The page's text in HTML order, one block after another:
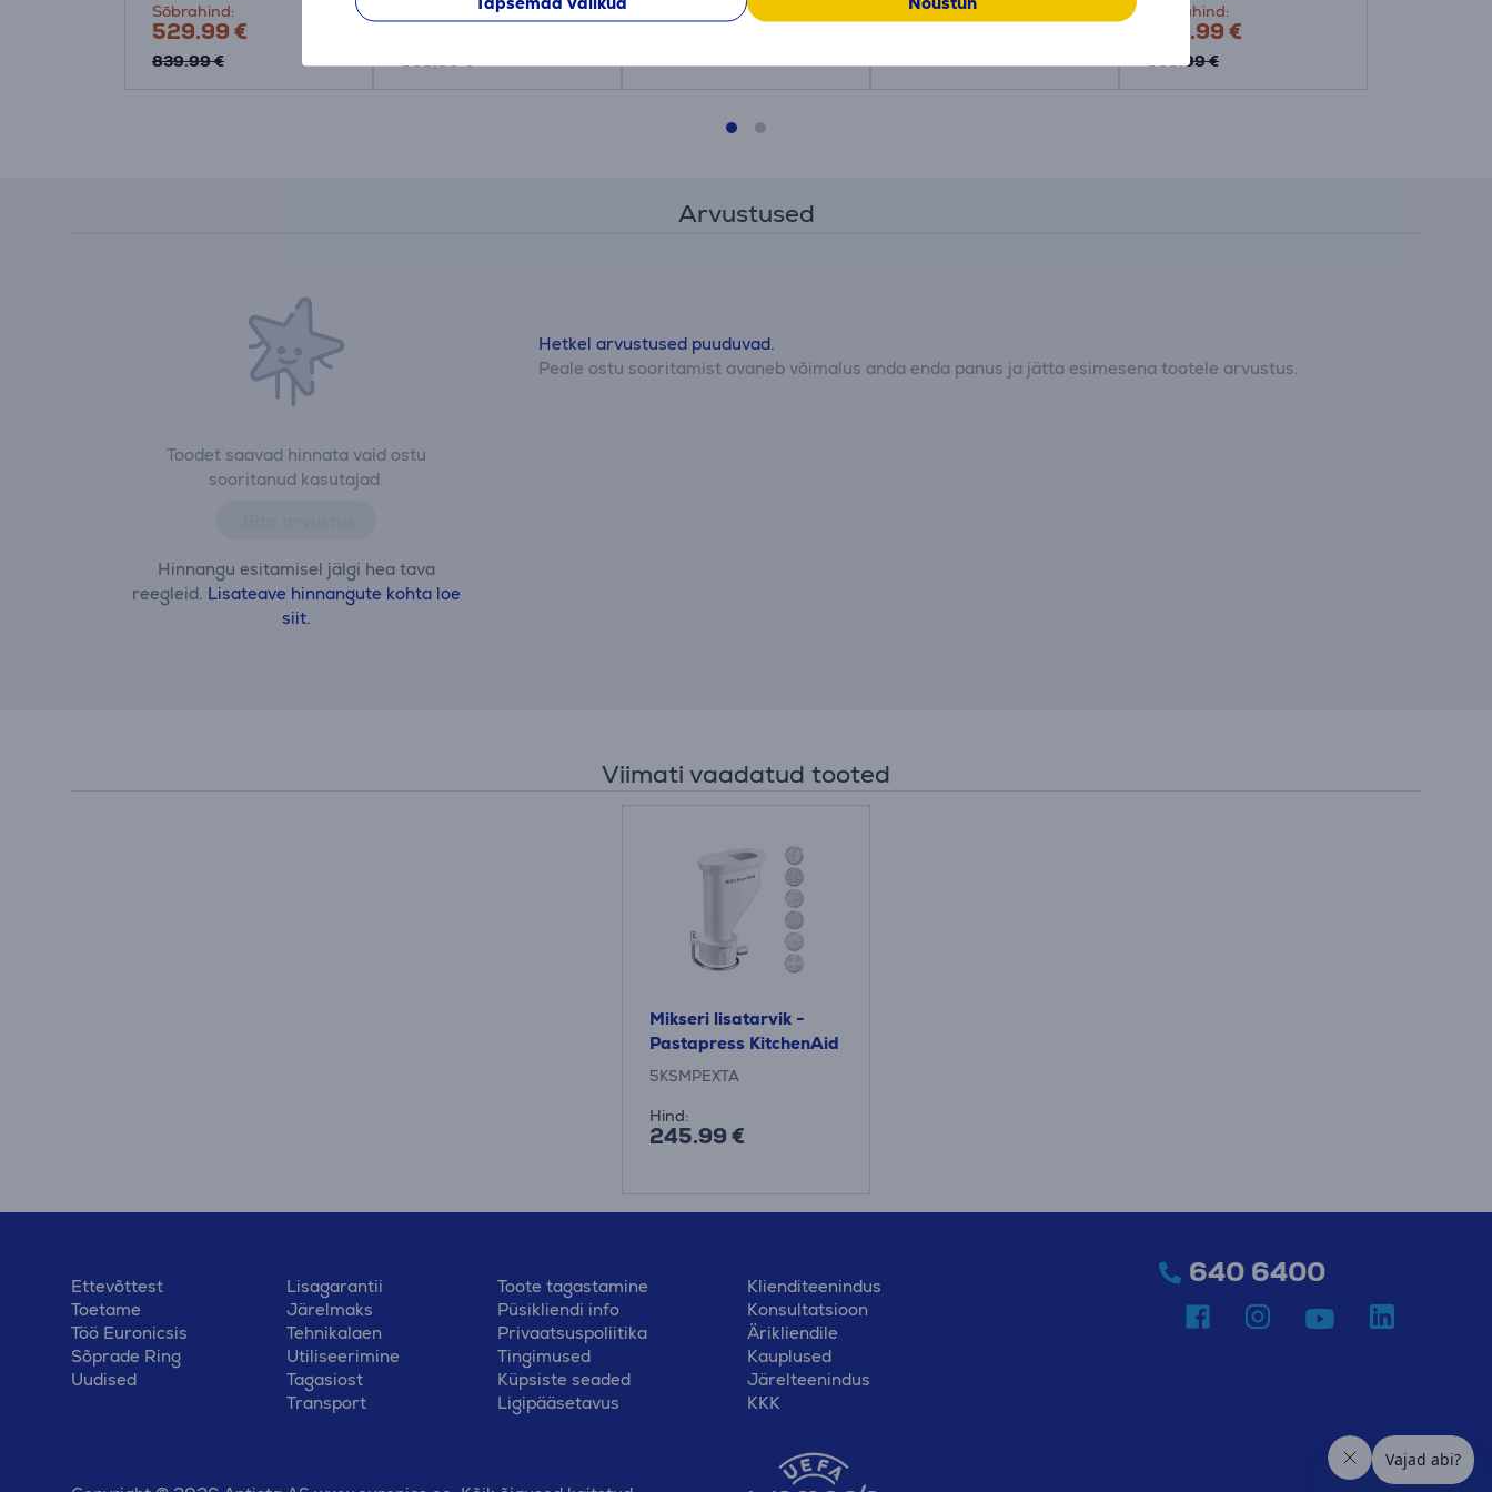
Sõbrahind:
529.99 €
839.99 €
Sõbrahind:
529.99 €
839.99 €
839.99 €
Hind:
839.99 €
Sõbrahind:
529.99 €
839.99 €
Arvustused
Toodet saavad hinnata vaid ostu
sooritanud kasutajad.
Hinnangu esitamisel jälgi hea tava
reegleid. Lisateave hinnangute kohta loe
siit.
Hetkel arvustused puuduvad.
Peale ostu sooritamist avaneb võimalus anda enda panus ja jätta esimesena tootele arvustus.
Viimati vaadatud tooted
Mikseri lisatarvik -
Pastapress KitchenAid
5KSMPEXTA
Hind:
245.99 €
Ettevõttest
Toetame
Töö Euronicsis
Sõprade Ring
Uudised
Lisagarantii
Järelmaks
Tehnikalaen
Utiliseerimine
Tagasiost
Transport
Toote tagastamine
Püsikliendi info
Privaatsuspoliitika
Tingimused
Küpsiste seaded
Ligipääsetavus
Klienditeenindus
Konsultatsioon
Ärikliendile
Kauplused
Järelteenindus
KKK
640 6400